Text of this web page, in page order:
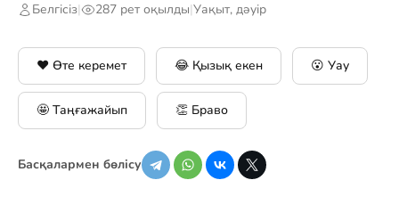
Белгісіз| 287 рет оқылды|Уақыт, дәуір
❤️ Өте керемет 😂 Қызық екен 😮 Уау
🤩 Таңғажайып 👏 Браво
Басқалармен бөлісу